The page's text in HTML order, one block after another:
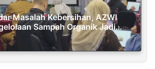
Masalah Kebersihan, AZWI
Sampah Organik Jadi